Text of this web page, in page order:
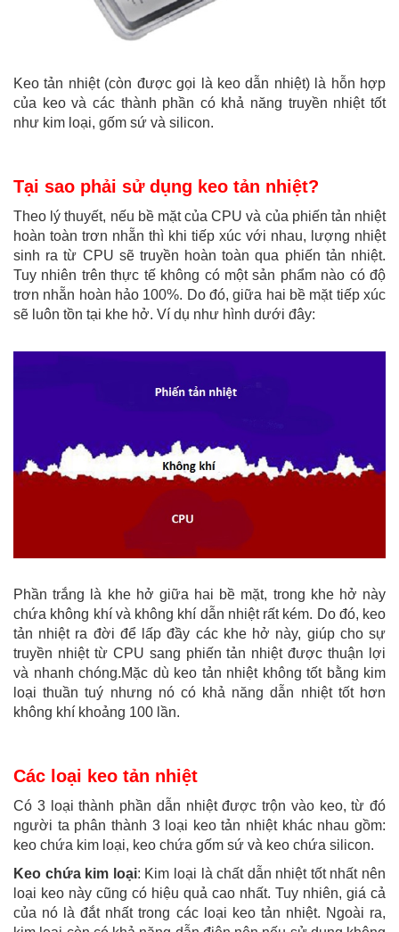
Keo tản nhiệt (còn được gọi là keo dẫn nhiệt) là hỗn hợp
của keo và các thành phần có khả năng truyền nhiệt tốt
như kim loại, gốm sứ và silicon.
Tại sao phải sử dụng keo tản nhiệt?
Theo lý thuyết, nếu bề mặt của CPU và của phiến tản nhiệt
hoàn toàn trơn nhẵn thì khi tiếp xúc với nhau, lượng nhiệt
sinh ra từ CPU sẽ truyền hoàn toàn qua phiến tản nhiệt.
Tuy nhiên trên thực tế không có một sản phẩm nào có độ
trơn nhẵn hoàn hảo 100%. Do đó, giữa hai bề mặt tiếp xúc
sẽ luôn tồn tại khe hở. Ví dụ như hình dưới đây:
Phần trắng là khe hở giữa hai bề mặt, trong khe hở này
chứa không khí và không khí dẫn nhiệt rất kém. Do đó, keo
tản nhiệt ra đời để lấp đầy các khe hở này, giúp cho sự
truyền nhiệt từ CPU sang phiến tản nhiệt được thuận lợi
và nhanh chóng.Mặc dù keo tản nhiệt không tốt bằng kim
loại thuần tuý nhưng nó có khả năng dẫn nhiệt tốt hơn
không khí khoảng 100 lần.
Các loại keo tản nhiệt
Có 3 loại thành phần dẫn nhiệt được trộn vào keo, từ đó
người ta phân thành 3 loại keo tản nhiệt khác nhau gồm:
keo chứa kim loại, keo chứa gốm sứ và keo chứa silicon.
Keo chứa kim loại: Kim loại là chất dẫn nhiệt tốt nhất nên
loại keo này cũng có hiệu quả cao nhất. Tuy nhiên, giá cả
của nó là đắt nhất trong các loại keo tản nhiệt. Ngoài ra,